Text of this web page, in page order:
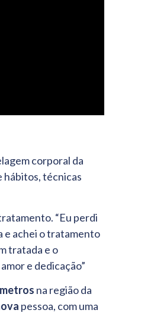
corporal da
hábitos, técnicas
“Eu perdi
e achei o tratamento
tratada e o
e dedicação”
na região da
pessoa, com uma